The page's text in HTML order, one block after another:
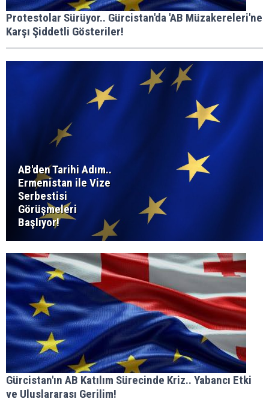
Protestolar Sürüyor.. Gürcistan'da 'AB Müzakereleri'ne
Karşı Şiddetli Gösteriler!
AB'den Tarihi Adım..
Ermenistan ile Vize
Serbestisi
Görüşmeleri
Başlıyor!
Gürcistan'ın AB Katılım Sürecinde Kriz.. Yabancı Etki
ve Uluslararası Gerilim!